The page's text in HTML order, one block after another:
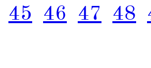
45 46 47 48